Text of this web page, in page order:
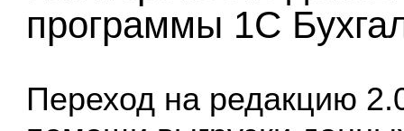
программы 1С
Переход на редакцию